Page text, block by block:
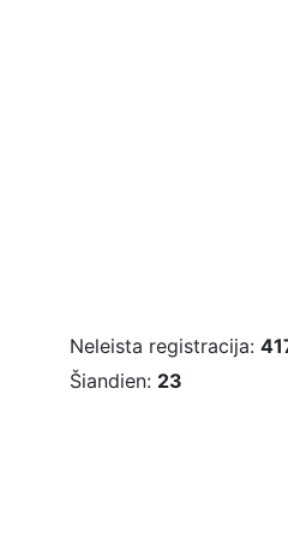
Neleista registracija:
Šiandien: 23